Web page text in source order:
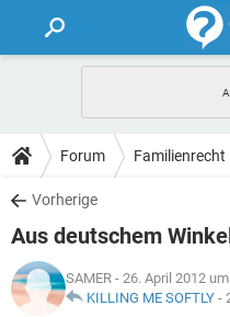
FORUM
TIPPS
Forum Familienrecht
Vorherige
Aus deutschem
SAMER - 26. April 2012
KILLING ME SOFTLY -